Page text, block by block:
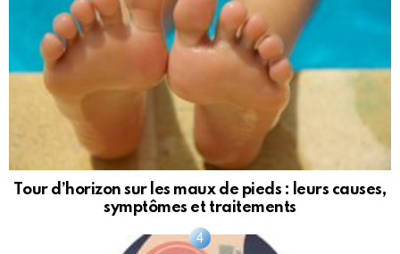
Tour d’horizon sur les maux de pieds : leurs causes,
symptômes et traitements